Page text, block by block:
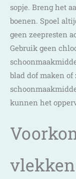
sopje. Breng het
boenen. Spoel
geen zeepresten
Gebruik geen
blad dof maken of
kunnen het